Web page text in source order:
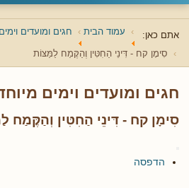
אתם כאן: עמוד הבית חגים ומועדים
סִימָן קח - דִּינֵי הַחִטִּין וְהַקֶּמַח לַמַּצּוֹת
חגים ומועדים וימים
סִימָן קח - דִּינֵי הַחִטִּין וְהַקֶּמַח
הדפסה